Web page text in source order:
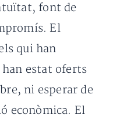
font de
El
qui han
estat oferts
ni esperar de
econòmica. El